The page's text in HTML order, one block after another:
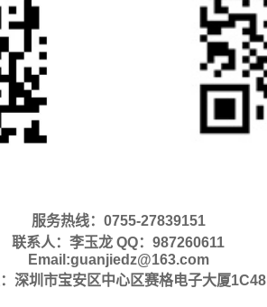
AEL晶振
MERCURY晶振
LIHOM晶振
服务热线：0755-27839151
联系人：李玉龙 QQ：987260611
Email:guanjiedz@163.com
深圳市宝安区中心区赛格电子大厦1C48